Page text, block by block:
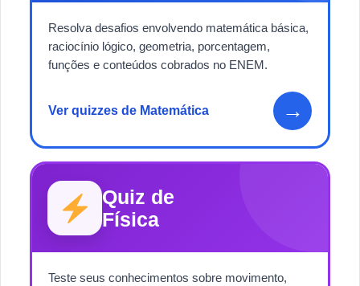
Resolva desafios envolvendo matemática básica,
raciocínio lógico, geometria, porcentagem,
funções e conteúdos cobrados no ENEM.
Ver quizzes de Matemática →
Quiz de
Física
Teste seus conhecimentos sobre movimento,